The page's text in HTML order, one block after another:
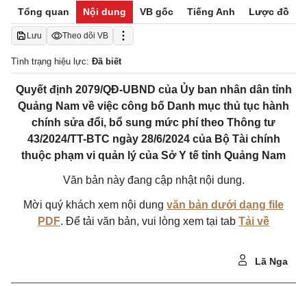
Tổng quan Nội dung VB gốc Tiếng Anh Lược đồ
Lưu Theo dõi VB
Tình trạng hiệu lực: Đã biết
Quyết định 2079/QĐ-UBND của Ủy ban nhân dân tỉnh
Quảng Nam về việc công bố Danh mục thủ tục hành
chính sửa đổi, bổ sung mức phí theo Thông tư
43/2024/TT-BTC ngày 28/6/2024 của Bộ Tài chính
thuộc phạm vi quản lý của Sở Y tế tỉnh Quảng Nam
Văn bản này đang cập nhật nội dung.
Mời quý khách xem nội dung văn bản dưới dạng file
PDF. Để tải văn bản, vui lòng xem tại tab Tải về
Lã Nga